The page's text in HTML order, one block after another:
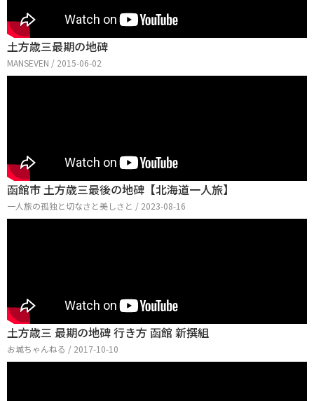
土方歳三最期の地碑
MANSEVEN / 2015-06-02
函館市 土方歳三最後の地碑【北海道一人旅】
一人旅の孤独と切なさと美しさと / 2023-08-16
土方歳三 最期の地碑 行き方 函館 新撰組
お城ちゃんねる / 2017-10-10